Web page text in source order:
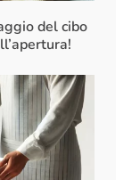
del cibo